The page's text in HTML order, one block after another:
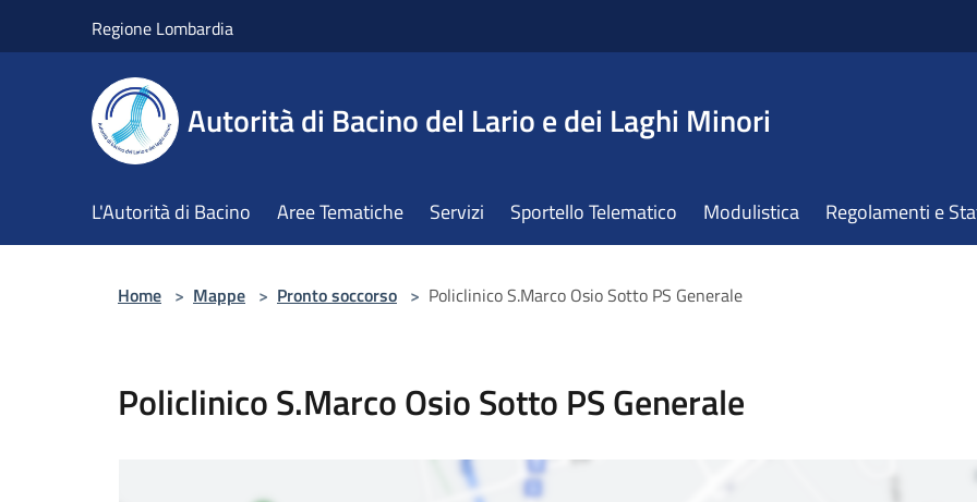
Regione Lombardia
Autorità di Bacino del Lario e dei Laghi Minori
L'Autorità di Bacino Aree Tematiche Servizi Sportello Telematico Modulistica Regolamenti e
Home > Mappe > Pronto soccorso > Policlinico S.Marco Osio Sotto PS Generale
Policlinico S.Marco Osio Sotto PS Generale